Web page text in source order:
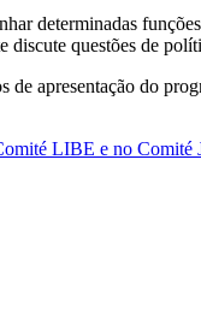
determinadas
discute questões de
apresentação do
LIBE e no Comité